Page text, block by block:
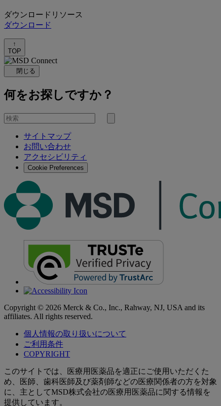
ダウンロードリソース
ダウンロード
↑
TOP
閉じる
何をお探しですか？
を
検
サイトマップ
お問い合わせ
アクセシビリティ
Cookie Preferences
Copyright © 2026 Merck & Co., Inc., Rahway, NJ, USA and its
affiliates. All rights reserved.
個人情報の取り扱いについて
ご利用条件
COPYRIGHT
このサイトでは、医療用医薬品を適正にご使用いただくた
め、医師、歯科医師及び薬剤師などの医療関係者の方を対象
に、主としてMSD株式会社の医療用医薬品に関する情報を
提供しています。